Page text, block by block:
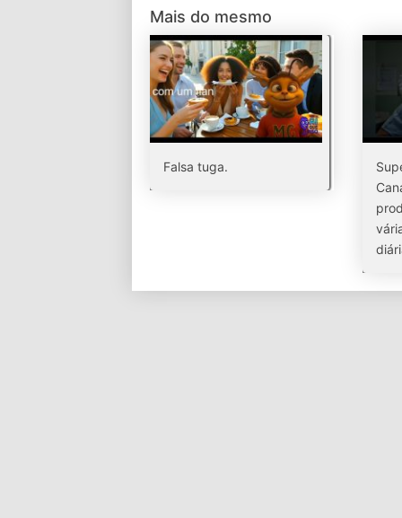
Mais do mesmo
Falsa tuga.